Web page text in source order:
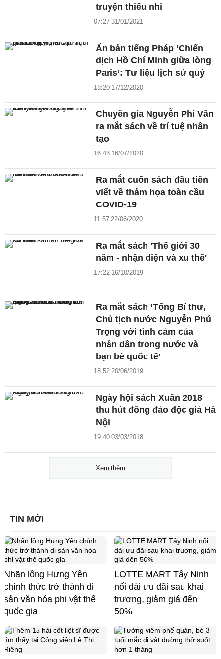
truyện thiếu nhi
07:27 31/01/2021
Ấn bản tiếng Pháp ‘Chiến
dịch Hồ Chí Minh giữa lòng
Paris’: Tư liệu lịch sử quý
18:20 17/12/2020
Chuyên gia Nguyễn Phi Vân
ra mắt sách về trí tuệ nhân
tạo
16:43 16/07/2020
Ra mắt cuốn sách đầu tiên
viết về thảm họa toàn cầu
COVID-19
11:57 22/06/2020
Ra mắt sách 'Thế giới 30
năm - nhận diện và xu thế'
17:22 16/10/2019
Ra mắt sách ‘Tổng Bí thư,
Chủ tịch nước Nguyễn Phú
Trọng với tình cảm của
nhân dân trong nước và
bạn bè quốc tế’
18:52 20/06/2019
Ngày hội sách Xuân 2018
thu hút đông đảo độc giả Hà
Nội
19:40 03/03/2018
Xem thêm
TIN MỚI
Nhãn lồng Hưng Yên
chính thức trở thành di
sản văn hóa phi vật thể
quốc gia
LOTTE MART Tây Ninh
nối dài ưu đãi sau khai
trương, giảm giá đến
50%